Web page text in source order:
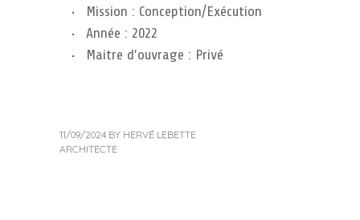
Mission : Conception/Exécution
Année : 2022
Maitre d’ouvrage : Privé
11/09/2024 BY HERVÉ LEBETTE
ARCHITECTE